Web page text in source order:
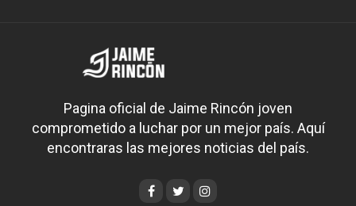
Pagina oficial de Jaime Rincón joven
comprometido a luchar por un mejor país. Aquí
encontraras las mejores noticias del país.